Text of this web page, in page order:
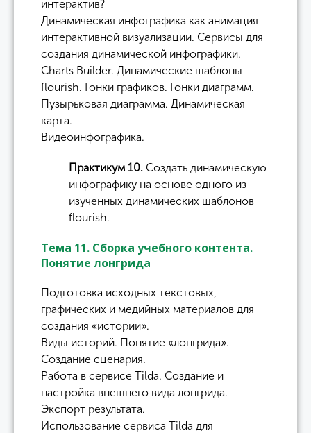
интерактив?
Динамическая инфографика как анимация
интерактивной визуализации. Сервисы для
создания динамической инфографики.
Charts Builder. Динамические шаблоны
flourish. Гонки графиков. Гонки диаграмм.
Пузырьковая диаграмма. Динамическая
карта.
Видеоинфографика.
Практикум 10. Создать динамическую
инфографику на основе одного из
изученных динамических шаблонов
flourish.
Тема 11. Сборка учебного контента.
Понятие лонгрида
Подготовка исходных текстовых,
графических и медийных материалов для
создания «истории».
Виды историй. Понятие «лонгрида».
Создание сценария.
Работа в сервисе Tilda. Создание и
настройка внешнего вида лонгрида.
Экспорт результата.
Использование сервиса Tilda для